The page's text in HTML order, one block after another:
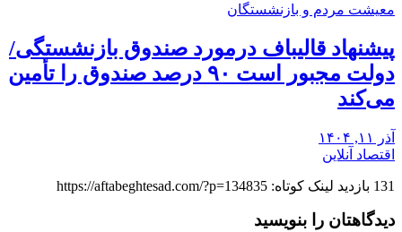
معیشت مردم و بازنشستگان
پیشنهاد قالیباف درمورد صندوق بازنشستگی/
دولت مجبور است ۹۰ درصد صندوق را تأمین
می‌کند
آذر ۱۱, ۱۴۰۴
اقتصاد آنلاین
131 بازدید لینک کوتاه: https://aftabeghtesad.com/?p=134835
دیدگاهتان را بنویسید